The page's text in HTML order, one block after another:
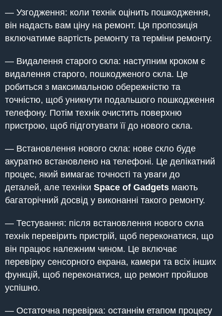
— Узгодження: коли технік оцінить пошкодження,
він надасть вам ціну на ремонт. Ця пропозиція
включатиме вартість ремонту та терміни ремонту.
— Видалення старого скла: наступним кроком є
видалення старого, пошкодженого скла. Це
робиться з максимальною обережністю та
точністю, щоб уникнути подальшого пошкодження
телефону. Потім технік очистить поверхню
пристрою, щоб підготувати її до нового скла.
— Встановлення нового скла: нове скло буде
акуратно встановлено на телефоні. Це делікатний
процес, який вимагає точності та уваги до
деталей, але техніки Space of Gadgets мають
багаторічний досвід у виконанні такого ремонту.
— Тестування: після встановлення нового скла
технік перевірить пристрій, щоб переконатися, що
він працює належним чином. Це включає
перевірку сенсорного екрана, камери та всіх інших
функцій, щоб переконатися, що ремонт пройшов
успішно.
— Остаточна перевірка: останнім етапом процесу